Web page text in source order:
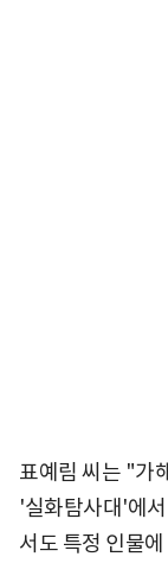
표예림 씨는 "가
'실화탐사대'에
서도 특정 인물